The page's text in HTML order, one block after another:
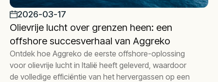
2026-03-17
Olievrije lucht over grenzen heen: een
offshore succesverhaal van Aggreko
Ontdek hoe Aggreko de eerste offshore-oplossing
voor olievrije lucht in Italië heeft geleverd, waardoor
de volledige efficiëntie van het hervergassen op een